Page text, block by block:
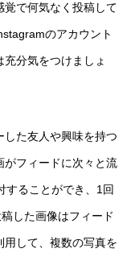
覚で何気なく投稿して
のアカウント
分気をつけましょ
た友人や興味を持つ
がフィードに次々と流
することができ、1回
した画像はフィード
用して、複数の写真を